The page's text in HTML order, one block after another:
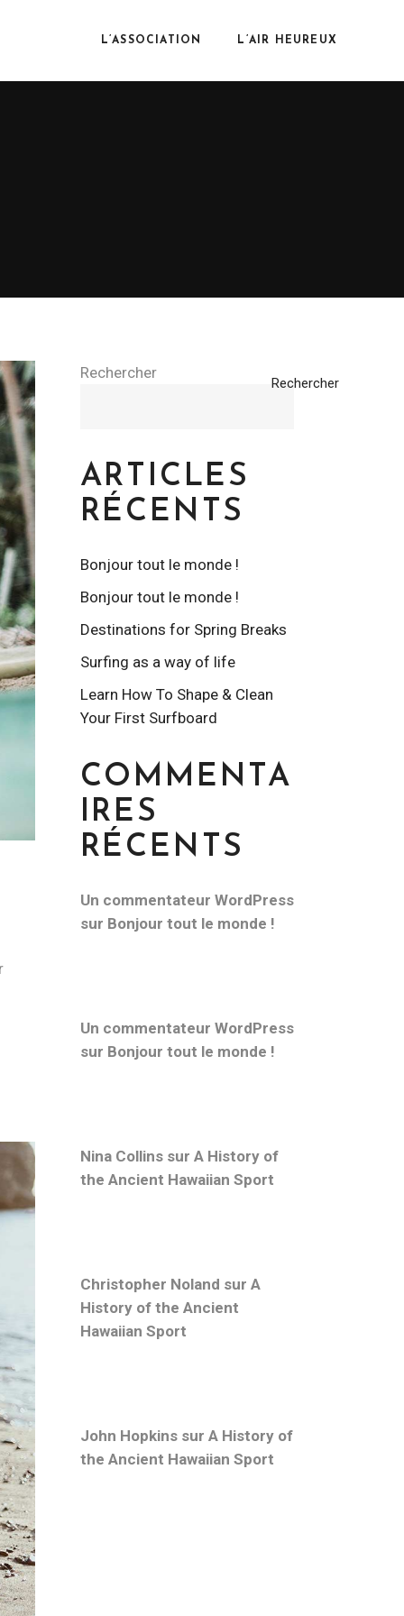
L’ASSOCIATION L’AIR HEUREUX
Rechercher
Rechercher
ARTICLES
RÉCENTS
Bonjour tout le monde !
Bonjour tout le monde !
Destinations for Spring Breaks
Surfing as a way of life
Learn How To Shape & Clean
Your First Surfboard
COMMENTA
IRES
RÉCENTS
Un commentateur WordPress
sur Bonjour tout le monde !
Un commentateur WordPress
sur Bonjour tout le monde !
Nina Collinssur A History of
the Ancient Hawaiian Sport
Christopher Noland sur A
History of the Ancient
Hawaiian Sport
John Hopkinssur A History of
the Ancient Hawaiian Sport